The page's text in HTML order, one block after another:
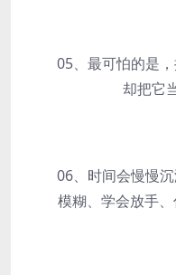
05、最可怕的是，
却把它
06、时间会慢慢沉
模糊、学会放手、